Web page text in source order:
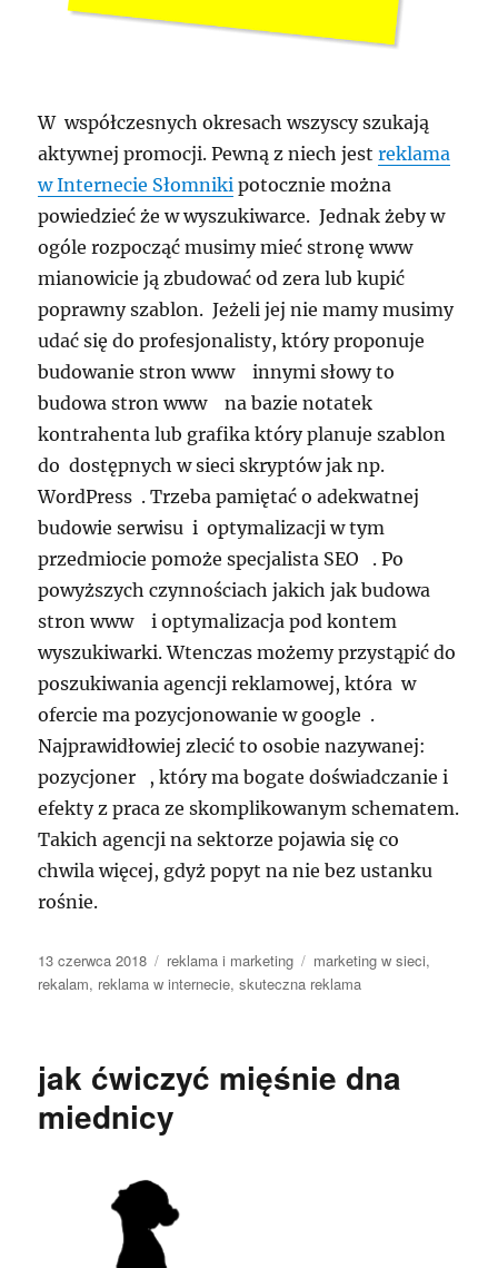
W współczesnych okresach wszyscy szukają
aktywnej promocji. Pewną z niech jestreklama
w Internecie Słomniki potocznie można
powiedzieć że w wyszukiwarce. Jednak żeby w
ogóle rozpocząć musimy mieć stronę www
mianowicie ją zbudować od zera lub kupić
poprawny szablon. Jeżeli jej nie mamy musimy
udać się do profesjonalisty, który proponuje
budowanie stron www innymi słowy to
budowa stron www na bazie notatek
kontrahenta lub grafika który planuje szablon
do dostępnych w sieci skryptów jak np.
WordPress . Trzeba pamiętać o adekwatnej
budowie serwisu i optymalizacji w tym
przedmiocie pomoże specjalista SEO . Po
powyższych czynnościach jakich jak budowa
stron www i optymalizacja pod kontem
wyszukiwarki. Wtenczas możemy przystąpić do
poszukiwania agencji reklamowej, która w
ofercie ma pozycjonowanie w google .
Najprawidłowiej zlecić to osobie nazywanej:
pozycjoner , który ma bogate doświadczanie i
efekty z praca ze skomplikowanym schematem.
Takich agencji na sektorze pojawia się co
chwila więcej, gdyż popyt na nie bez ustanku
rośnie.
Data
publikacji
13 czerwca 2018 Kategorie
reklama i marketing Tagi
marketing w sieci,
rekalam, reklama w internecie,skuteczna reklama
jak ćwiczyć mięśnie dna
miednicy